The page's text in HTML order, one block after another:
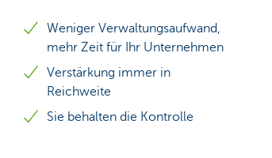
Weniger Verwaltungsaufwand,
mehr Zeit für Ihr Unternehmen
Verstärkung immer in
Reichweite
Sie behalten die Kontrolle